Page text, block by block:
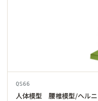
QS66
人体模型 腰椎模型/ヘル